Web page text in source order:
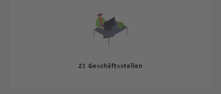
21 Geschäftsstellen